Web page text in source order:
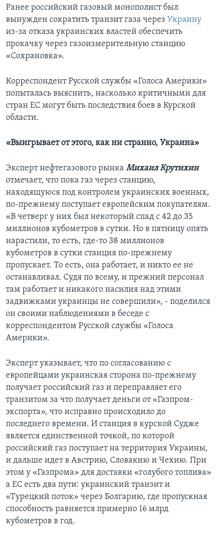
Ранее российский газовый монополист был
вынужден сократить транзит газа через Украину
из-за отказа украинских властей обеспечить
прокачку через газоизмерительную станцию
«Сохрановка».
Корреспондент Русской службы «Голоса Америки»
попыталась выяснить, насколько критичными для
стран ЕС могут быть последствия боев в Курской
области.
«Выигрывает от этого, как ни странно, Украина»
Эксперт нефтегазового рынка Михаил Крутихин
отмечает, что пока газ через станцию,
находящуюся под контролем украинских военных,
по-прежнему поступает европейским покупателям.
«В четверг у них был некоторый спад с 42 до 35
миллионов кубометров в сутки. Но в пятницу опять
нарастили, то есть, где-то 38 миллионов
кубометров в сутки станция по-прежнему
пропускает. То есть, она работает, и никто ее не
останавливал. Судя по всему, и прежний персонал
там работает и никакого насилия над этими
задвижками украинцы не совершили», - поделился
он своими наблюдениями в беседе с
корреспондентом Русской службы «Голоса
Америки».
Эксперт указывает, что по согласованию с
европейцами украинская сторона по-прежнему
получает российский газ и переправляет его
транзитом за что получает деньги от «Газпром-
экспорта», что исправно происходило до
последнего времени. И станция в курской Судже
является единственной точкой, по которой
российский газ поступает на территория Украины,
и дальше идет в Австрию, Словакию и Чехию. При
этом у «Газпрома» для доставки «голубого топлива»
а ЕС есть два пути: украинский транзит и
«Турецкий поток» через Болгарию, где пропускная
способность равняется примерно 16 млрд
кубометров в год.